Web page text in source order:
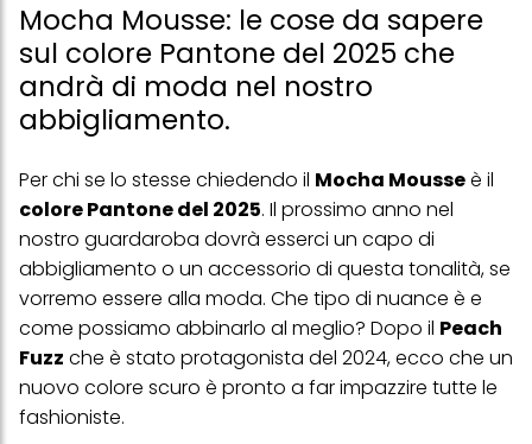
Mocha Mousse: le cose da sapere
sul colore Pantone del 2025 che
andrà di moda nel nostro
abbigliamento.
Per chi se lo stesse chiedendo il Mocha Mousseè il
colore Pantone del 2025. Il prossimo anno nel
nostro guardaroba dovrà esserci un capo di
abbigliamento o un accessorio di questa tonalità, se
vorremo essere alla moda. Che tipo di nuance è e
come possiamo abbinarlo al meglio? Dopo il Peach
Fuzz che è stato protagonista del 2024, ecco che un
nuovo colore scuro è pronto a far impazzire tutte le
fashioniste.